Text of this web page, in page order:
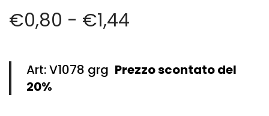
Guanti (1)
LANA (27)
Nastri, fettucce, cordoni, (49)
Pizzi (11)
Prodotti per la sartoria (34)
€0,80 - €1,44
Art: V1078 grg Prezzo scontato del
20%